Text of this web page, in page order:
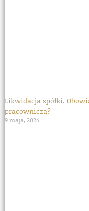
Likwidacja spółki.
pracowniczą?
9 maja, 2024